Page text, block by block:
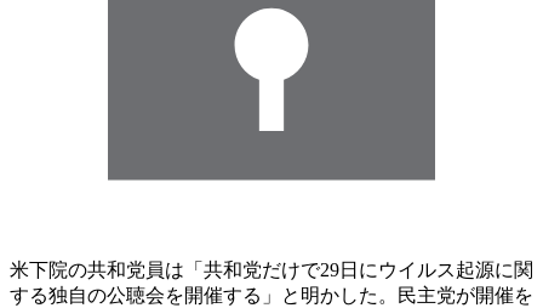
米下院の共和党員は「共和党だけで29日にウイルス起源に関
する独自の公聴会を開催する」と明かした。民主党が開催を